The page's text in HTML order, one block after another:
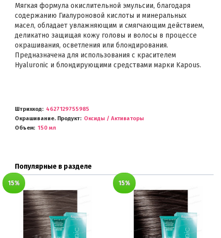
Мягкая формула окислительной эмульсии, благодаря
содержанию Гиалуроновой кислоты и минеральных
масел, обладает увлажняющим и смягчающим действием,
деликатно защищая кожу головы и волосы в процессе
окрашивания, осветления или блондирования.
Предназначена для использования с красителем
Hyaluronic и блондирующими средствами марки Kapous.
Штрихкод
4627129755985
Окрашивание. Продукт
Оксиды / Активаторы
Объем
150 мл
Популярные в разделе
15% 15%